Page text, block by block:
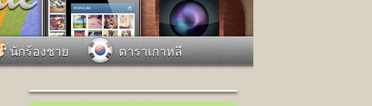
แชทหมากฮอส
Glitter
แต่งงาน
แม่และเด็ก
สุขภาพ
สัตว์เลี้ยง
บ้านและการตกแต่ง
ท่องเที่ยว
Facebook
Password
เข้าระบบด้วย Facebook
นักร้องชาย
ดาราเกาหลี